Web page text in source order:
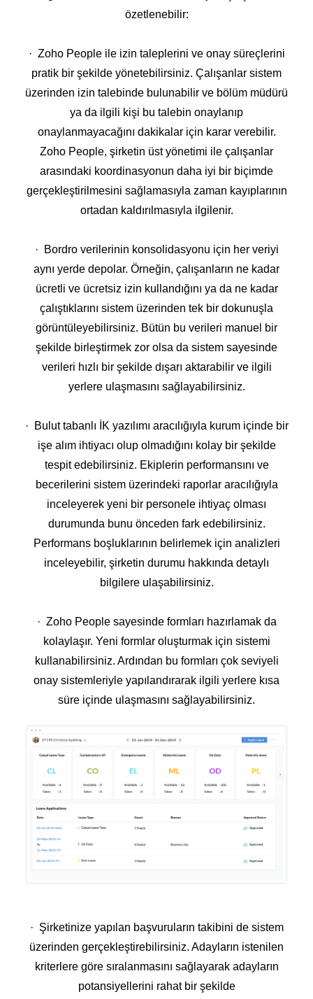
özetlenebilir:
· Zoho People ile izin taleplerini ve onay süreçlerini
pratik bir şekilde yönetebilirsiniz. Çalışanlar sistem
üzerinden izin talebinde bulunabilir ve bölüm müdürü
ya da ilgili kişi bu talebin onaylanıp
onaylanmayacağını dakikalar için karar verebilir.
Zoho People, şirketin üst yönetimi ile çalışanlar
arasındaki koordinasyonun daha iyi bir biçimde
gerçekleştirilmesini sağlamasıyla zaman kayıplarının
ortadan kaldırılmasıyla ilgilenir.
· Bordro verilerinin konsolidasyonu için her veriyi
aynı yerde depolar. Örneğin, çalışanların ne kadar
ücretli ve ücretsiz izin kullandığını ya da ne kadar
çalıştıklarını sistem üzerinden tek bir dokunuşla
görüntüleyebilirsiniz. Bütün bu verileri manuel bir
şekilde birleştirmek zor olsa da sistem sayesinde
verileri hızlı bir şekilde dışarı aktarabilir ve ilgili
yerlere ulaşmasını sağlayabilirsiniz.
· Bulut tabanlı İK yazılımı aracılığıyla kurum içinde bir
işe alım ihtiyacı olup olmadığını kolay bir şekilde
tespit edebilirsiniz. Ekiplerin performansını ve
becerilerini sistem üzerindeki raporlar aracılığıyla
inceleyerek yeni bir personele ihtiyaç olması
durumunda bunu önceden fark edebilirsiniz.
Performans boşluklarının belirlemek için analizleri
inceleyebilir, şirketin durumu hakkında detaylı
bilgilere ulaşabilirsiniz.
· Zoho People sayesinde formları hazırlamak da
kolaylaşır. Yeni formlar oluşturmak için sistemi
kullanabilirsiniz. Ardından bu formları çok seviyeli
onay sistemleriyle yapılandırarak ilgili yerlere kısa
süre içinde ulaşmasını sağlayabilirsiniz.
· Şirketinize yapılan başvuruların takibini de sistem
üzerinden gerçekleştirebilirsiniz. Adayların istenilen
kriterlere göre sıralanmasını sağlayarak adayların
potansiyellerini rahat bir şekilde